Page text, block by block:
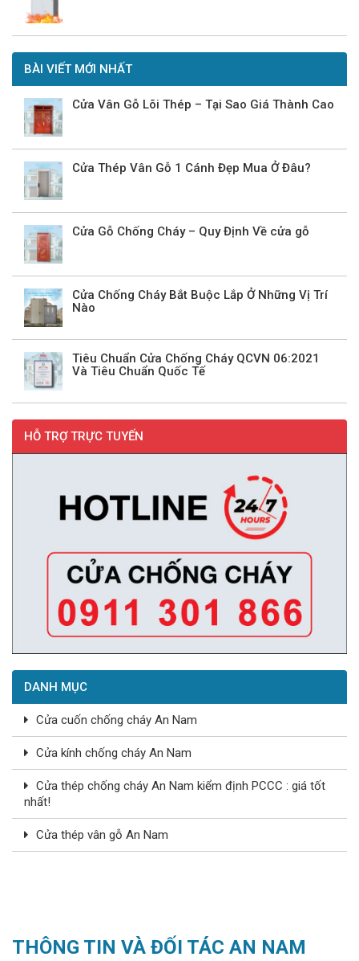
BÀI VIẾT MỚI NHẤT
Cửa Vân Gỗ Lõi Thép – Tại Sao Giá Thành Cao
Cửa Thép Vân Gỗ 1 Cánh Đẹp Mua Ở Đâu?
Cửa Gỗ Chống Cháy – Quy Định Về cửa gỗ
Cửa Chống Cháy Bắt Buộc Lắp Ở Những Vị Trí
Nào
Tiêu Chuẩn Cửa Chống Cháy QCVN 06:2021
Và Tiêu Chuẩn Quốc Tế
HỖ TRỢ TRỰC TUYẾN
DANH MỤC
Cửa cuốn chống cháy An Nam
Cửa kính chống cháy An Nam
Cửa thép chống cháy An Nam kiểm định PCCC : giá tốt
nhất!
Cửa thép vân gỗ An Nam
THÔNG TIN VÀ ĐỐI TÁC AN NAM